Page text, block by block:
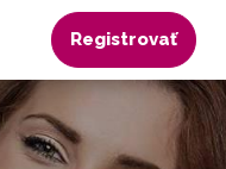
Registrovať